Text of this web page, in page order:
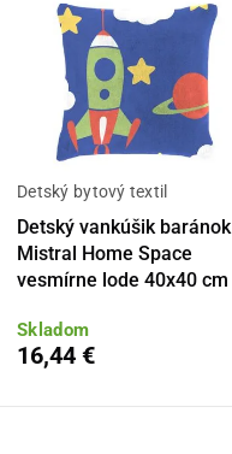
Detský bytový textil
Detský vankúšik baránok
Mistral Home Space
vesmírne lode 40x40 cm
Skladom
16,44 €